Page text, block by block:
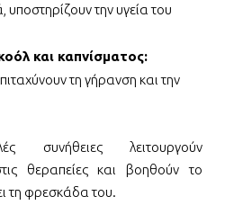
υποστηρίζουν την υγεία του
και καπνίσματος:
τη γήρανση και την
συνήθειες λειτουργούν
θεραπείες και βοηθούν το
τη φρεσκάδα του.